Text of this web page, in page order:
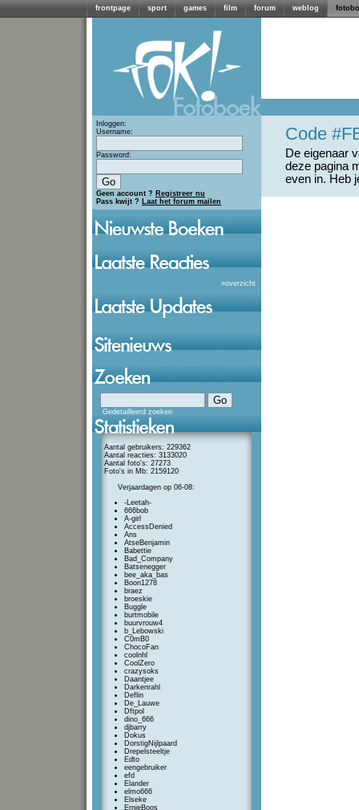
frontpage sport games film forum weblog
Inloggen:
Username:
Password:
Geen account ? Registreer nu
Pass kwijt ? Laat het forum mailen
»overzicht
Gedetailleerd zoeken
Aantal gebruikers: 229362
Aantal reacties: 3133020
Aantal foto's: 27273
Foto's in Mb: 2159120
Verjaardagen op 06-08:
-Leetah-
666bob
A-girl
AccessDenied
Ans
AtseBenjamin
Babettie
Bad_Company
Batsenegger
bee_aka_bas
Boon1278
braez
broeskie
Buggle
burtmobile
buurvrouw4
b_Lebowski
C0mB0
ChocoFan
coolnhl
CoolZero
crazysoks
Daantjee
Darkenrahl
Deflin
De_Lauwe
Dftpol
dino_666
djbarry
Dokus
DorstigNijlpaard
Drepelsteeltje
Edto
eengebruiker
efd
Elander
elmo666
Elseke
ErnieBoos
Code
De eigenaar
deze pagina
even in. Heb